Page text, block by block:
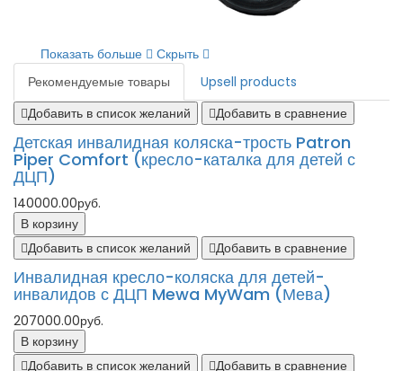
Показать больше
Скрыть
Рекомендуемые товары
Upsell products
Добавить в список желаний
Добавить в сравнение
Детская инвалидная коляска-трость Patron
Piper Comfort (кресло-каталка для детей с
ДЦП)
140000.00руб.
В корзину
Добавить в список желаний
Добавить в сравнение
Инвалидная кресло-коляска для детей-
инвалидов с ДЦП Mewa MyWam (Мева)
207000.00руб.
В корзину
Добавить в список желаний
Добавить в сравнение